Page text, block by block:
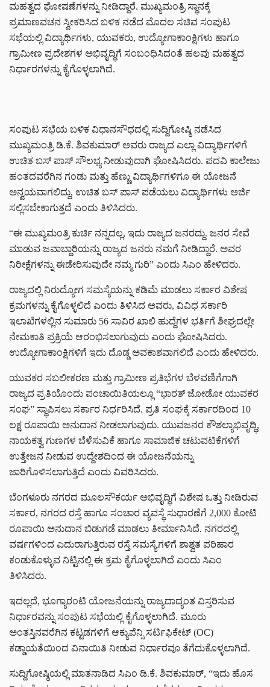
ಮಹತ್ವದ ಘೋಷಣೆಗಳನ್ನು ನೀಡಿದ್ದಾರೆ. ಮುಖ್ಯಮಂತ್ರಿ ಸ್ಥಾನಕ್ಕೆ
ಪ್ರಮಾಣವಚನ ಸ್ವೀಕರಿಸಿದ ಬಳಿಕ ನಡೆದ ಮೊದಲ ಸಚಿವ ಸಂಪುಟ
ಸಭೆಯಲ್ಲಿ ವಿದ್ಯಾರ್ಥಿಗಳು, ಯುವಕರು, ಉದ್ಯೋಗಾಕಾಂಕ್ಷಿಗಳು ಹಾಗೂ
ಗ್ರಾಮೀಣ ಪ್ರದೇಶಗಳ ಅಭಿವೃದ್ಧಿಗೆ ಸಂಬಂಧಿಸಿದಂತೆ ಹಲವು ಮಹತ್ವದ
ನಿರ್ಧಾರಗಳನ್ನು ಕೈಗೊಳ್ಳಲಾಗಿದೆ.
ಸಂಪುಟ ಸಭೆಯ ಬಳಿಕ ವಿಧಾನಸೌಧದಲ್ಲಿ ಸುದ್ದಿಗೋಷ್ಠಿ ನಡೆಸಿದ
ಮುಖ್ಯಮಂತ್ರಿ ಡಿ.ಕೆ. ಶಿವಕುಮಾರ್ ಅವರು ರಾಜ್ಯದ ಎಲ್ಲಾ ವಿದ್ಯಾರ್ಥಿಗಳಿಗೆ
ಉಚಿತ ಬಸ್‌ ಪಾಸ್‌ ಸೌಲಭ್ಯ ನೀಡುವುದಾಗಿ ಘೋಷಿಸಿದರು. ಪದವಿ ಕಾಲೇಜು
ಹಂತದವರೆಗಿನ ಗಂಡು ಮತ್ತು ಹೆಣ್ಣು ವಿದ್ಯಾರ್ಥಿಗಳಿಗೂ ಈ ಯೋಜನೆ
ಅನ್ವಯವಾಗಲಿದ್ದು, ಉಚಿತ ಬಸ್‌ ಪಾಸ್‌ ಪಡೆಯಲು ವಿದ್ಯಾರ್ಥಿಗಳು ಅರ್ಜಿ
ಸಲ್ಲಿಸಬೇಕಾಗುತ್ತದೆ ಎಂದು ತಿಳಿಸಿದರು.
“ಈ ಮುಖ್ಯಮಂತ್ರಿ ಕುರ್ಚಿ ನನ್ನದಲ್ಲ, ಇದು ರಾಜ್ಯದ ಜನರದ್ದು. ಜನರ ಸೇವೆ
ಮಾಡುವ ಜವಾಬ್ದಾರಿಯನ್ನು ರಾಜ್ಯದ ಜನರು ನಮಗೆ ನೀಡಿದ್ದಾರೆ. ಅವರ
ನಿರೀಕ್ಷೆಗಳನ್ನು ಈಡೇರಿಸುವುದೇ ನಮ್ಮ ಗುರಿ” ಎಂದು ಸಿಎಂ ಹೇಳಿದರು.
ರಾಜ್ಯದಲ್ಲಿ ನಿರುದ್ಯೋಗ ಸಮಸ್ಯೆಯನ್ನು ಕಡಿಮೆ ಮಾಡಲು ಸರ್ಕಾರ ವಿಶೇಷ
ಕ್ರಮಗಳನ್ನು ಕೈಗೊಳ್ಳಲಿದೆ ಎಂದು ತಿಳಿಸಿದ ಅವರು, ವಿವಿಧ ಸರ್ಕಾರಿ
ಇಲಾಖೆಗಳಲ್ಲಿನ ಸುಮಾರು 56 ಸಾವಿರ ಖಾಲಿ ಹುದ್ದೆಗಳ ಭರ್ತಿಗೆ ಶೀಘ್ರದಲ್ಲೇ
ನೇಮಕಾತಿ ಪ್ರಕ್ರಿಯೆ ಆರಂಭಿಸಲಾಗುವುದು ಎಂದು ಘೋಷಿಸಿದರು.
ಉದ್ಯೋಗಾಕಾಂಕ್ಷಿಗಳಿಗೆ ಇದು ದೊಡ್ಡ ಅವಕಾಶವಾಗಲಿದೆ ಎಂದು ಹೇಳಿದರು.
ಯುವಕರ ಸಬಲೀಕರಣ ಮತ್ತು ಗ್ರಾಮೀಣ ಪ್ರತಿಭೆಗಳ ಬೆಳವಣಿಗೆಗಾಗಿ
ರಾಜ್ಯದ ಪ್ರತಿಯೊಂದು ಪಂಚಾಯಿತಿಯಲ್ಲೂ “ಭಾರತ್‌ ಜೋಡೋ ಯುವಕರ
ಸಂಘ” ಸ್ಥಾಪಿಸಲು ಸರ್ಕಾರ ನಿರ್ಧರಿಸಿದೆ. ಪ್ರತಿ ಸಂಘಕ್ಕೆ ಸರ್ಕಾರದಿಂದ 10
ಲಕ್ಷ ರೂಪಾಯಿ ಅನುದಾನ ನೀಡಲಾಗುವುದು. ಯುವಜನರ ಕೌಶಲ್ಯಾಭಿವೃದ್ಧಿ,
ನಾಯಕತ್ವ ಗುಣಗಳ ಬೆಳೆಸುವಿಕೆ ಹಾಗೂ ಸಾಮಾಜಿಕ ಚಟುವಟಿಕೆಗಳಿಗೆ
ಉತ್ತೇಜನ ನೀಡುವ ಉದ್ದೇಶದಿಂದ ಈ ಯೋಜನೆಯನ್ನು
ಜಾರಿಗೊಳಿಸಲಾಗುತ್ತಿದೆ ಎಂದು ವಿವರಿಸಿದರು.
ಬೆಂಗಳೂರು ನಗರದ ಮೂಲಸೌಕರ್ಯ ಅಭಿವೃದ್ಧಿಗೆ ವಿಶೇಷ ಒತ್ತು ನೀಡಿರುವ
ಸರ್ಕಾರ, ನಗರದ ರಸ್ತೆ ಹಾಗೂ ಸಂಚಾರ ವ್ಯವಸ್ಥೆ ಸುಧಾರಣೆಗೆ 2,000 ಕೋಟಿ
ರೂಪಾಯಿ ಅನುದಾನ ಬಿಡುಗಡೆ ಮಾಡಲು ತೀರ್ಮಾನಿಸಿದೆ. ನಗರದಲ್ಲಿ
ವರ್ಷಗಳಿಂದ ಎದುರಾಗುತ್ತಿರುವ ರಸ್ತೆ ಸಮಸ್ಯೆಗಳಿಗೆ ಶಾಶ್ವತ ಪರಿಹಾರ
ಕಂಡುಕೊಳ್ಳುವ ನಿಟ್ಟಿನಲ್ಲಿ ಈ ಕ್ರಮ ಕೈಗೊಳ್ಳಲಾಗಿದೆ ಎಂದು ಸಿಎಂ
ತಿಳಿಸಿದರು.
ಇದಲ್ಲದೆ, ಭೂಗ್ಯಾರಂಟಿ ಯೋಜನೆಯನ್ನು ರಾಜ್ಯದಾದ್ಯಂತ ವಿಸ್ತರಿಸುವ
ನಿರ್ಧಾರವನ್ನು ಸಂಪುಟ ಸಭೆಯಲ್ಲಿ ಕೈಗೊಳ್ಳಲಾಗಿದೆ. ಮೂರು
ಅಂತಸ್ತಿನವರೆಗಿನ ಕಟ್ಟಡಗಳಿಗೆ ಆಕ್ಯುಪೆನ್ಸಿ ಸರ್ಟಿಫಿಕೇಟ್ (OC)
ಕಡ್ಡಾಯತೆಯಿಂದ ವಿನಾಯಿತಿ ನೀಡುವ ನಿರ್ಧಾರವೂ ತೆಗೆದುಕೊಳ್ಳಲಾಗಿದೆ.
ಸುದ್ದಿಗೋಷ್ಠಿಯಲ್ಲಿ ಮಾತನಾಡಿದ ಸಿಎಂ ಡಿ.ಕೆ. ಶಿವಕುಮಾರ್, “ಇದು ಹೊಸ